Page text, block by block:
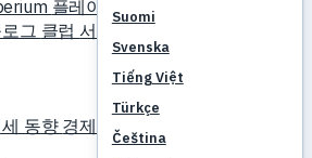
Suomi
Svenska
Tiếng Việt
Türkçe
Čeština
플레이어 프로필
그 클럽서버 카탈로그
동향 경제